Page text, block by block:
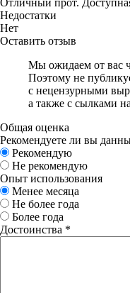
Недостатки
Нет
Оставить отзыв
Мы ожидаем от вас
Поэтому не
с нецензурными
а также с сылками
Общая оценка
Рекомендуете ли вы
Рекомендую
Не рекомендую
Опыт использования
Менее месяца
Не более года
Более года
Достоинства *